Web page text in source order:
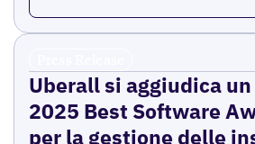
Uberall si aggiudica
2025 Best Software
per la gestione delle